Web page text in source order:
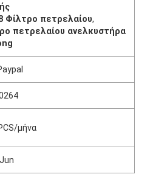
Φίλτρο πετρελαίου,
πετρελαίου ανελκυστήρα
μήνα